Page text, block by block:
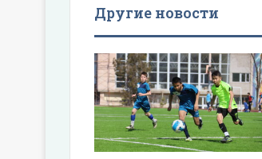
Другие новости